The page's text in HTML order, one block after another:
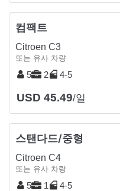
컴팩트
Citroen C3
또는 유사 차량
5 2 4-5
USD 45.49/일
스탠다드/중형
Citroen C4
또는 유사 차량
5 1 4-5